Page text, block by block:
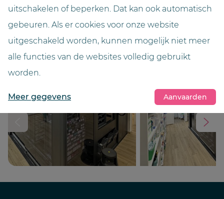
2,65
Kleur
Vulkanit
uitschakelen of beperken. Dat kan ook automatisch
gebeuren. Als er cookies voor onze website
uitgeschakeld worden, kunnen mogelijk niet meer
alle functies van de websites volledig gebruikt
worden.
Meer gegevens Aanvaarden